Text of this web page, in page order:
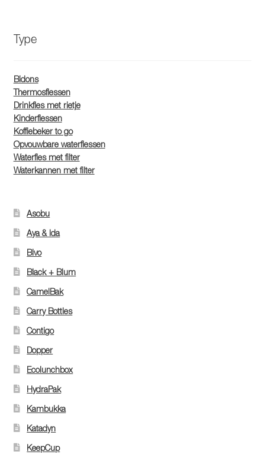
Type
Bidons
Thermosflessen
Drinkfles met rietje
Kinderflessen
Koffiebeker to go
Opvouwbare waterflessen
Waterfles met filter
Waterkannen met filter
Asobu
Aya & Ida
Bivo
Black + Blum
CamelBak
Carry Bottles
Contigo
Dopper
Ecolunchbox
HydraPak
Kambukka
Katadyn
KeepCup